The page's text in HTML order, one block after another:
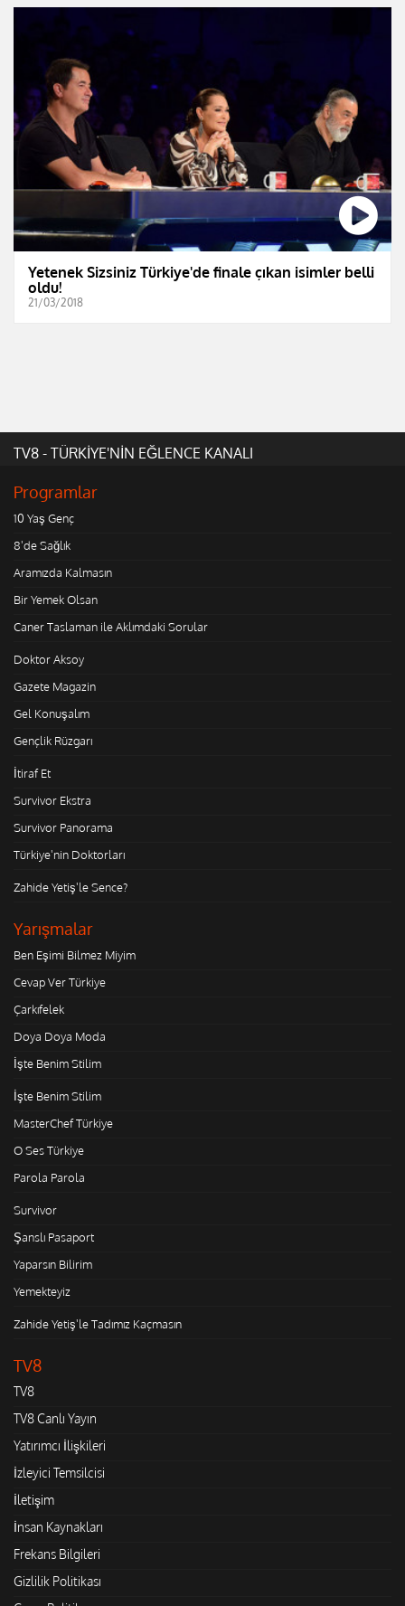
Yetenek Sizsiniz Türkiye'de finale çıkan isimler belli
oldu!
21/03/2018
TV8 - TÜRKİYE'NİN EĞLENCE KANALI
Programlar
10 Yaş Genç
8'de Sağlık
Aramızda Kalmasın
Bir Yemek Olsan
Caner Taslaman ile Aklımdaki Sorular
Doktor Aksoy
Gazete Magazin
Gel Konuşalım
Gençlik Rüzgarı
İtiraf Et
Survivor Ekstra
Survivor Panorama
Türkiye'nin Doktorları
Zahide Yetiş'le Sence?
Yarışmalar
Ben Eşimi Bilmez Miyim
Cevap Ver Türkiye
Çarkıfelek
Doya Doya Moda
İşte Benim Stilim
İşte Benim Stilim
MasterChef Türkiye
O Ses Türkiye
Parola Parola
Survivor
Şanslı Pasaport
Yaparsın Bilirim
Yemekteyiz
Zahide Yetiş'le Tadımız Kaçmasın
TV8
TV8
TV8 Canlı Yayın
Yatırımcı İlişkileri
İzleyici Temsilcisi
İletişim
İnsan Kaynakları
Frekans Bilgileri
Gizlilik Politikası